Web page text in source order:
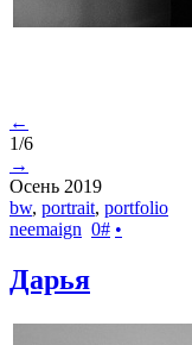
←
1/6
→
Осень 2019
bw, portrait, portfolio
neemaign 0# •
Дарья